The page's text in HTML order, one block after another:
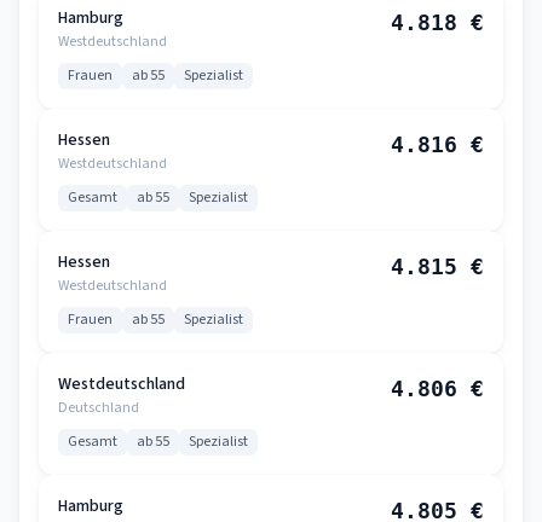
Hamburg
Westdeutschland
4.818 €
Frauen ab 55 Spezialist
Hessen
Westdeutschland
4.816 €
Gesamt ab 55 Spezialist
Hessen
Westdeutschland
4.815 €
Frauen ab 55 Spezialist
Westdeutschland
Deutschland
4.806 €
Gesamt ab 55 Spezialist
Hamburg 4.805 €